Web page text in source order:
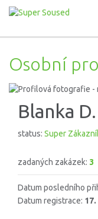
Osobní
Blanka D.
status: Super
zadaných zakázek: 3
Datum posledního
Datum registrace: 17.